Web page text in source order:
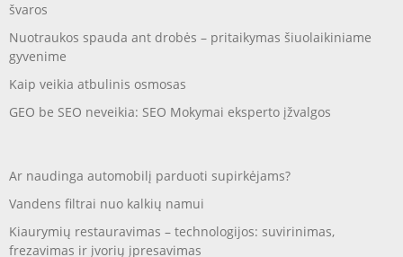
švaros
Nuotraukos spauda ant drobės – pritaikymas šiuolaikiniame
gyvenime
Kaip veikia atbulinis osmosas
GEO be SEO neveikia: SEO Mokymai eksperto įžvalgos
Ar naudinga automobilį parduoti supirkėjams?
Vandens filtrai nuo kalkių namui
Kiaurymių restauravimas – technologijos: suvirinimas,
frezavimas ir įvorių įpresavimas